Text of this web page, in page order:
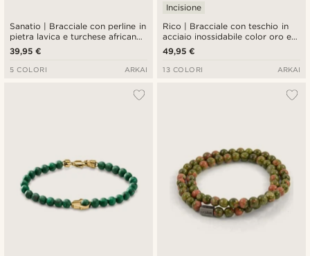
Sanatio | Bracciale con perline in
pietra lavica e turchese africano
da 6 mm
39,95 €
5 COLORI ARKAI
Rico | Bracciale con teschio in
acciaio inossidabile color oro e
pietra occhio di tigre verde
Incisione
49,95 €
13 COLORI ARKAI